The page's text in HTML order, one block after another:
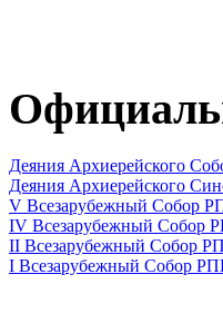
Деяния Архиерейского
Деяния Архиерейского
V Всезарубежный Собор
IV Всезарубежный Собор
II Всезарубежный Собор
I Всезарубежный Собор